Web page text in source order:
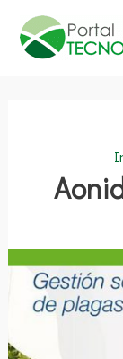
contenido
Gestión
sostenible
de
plagas
en